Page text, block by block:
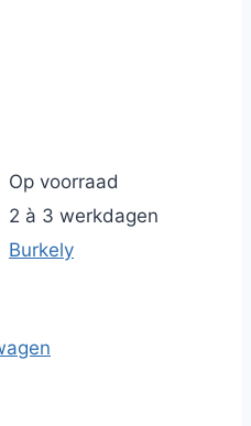
Op voorraad
2 à 3 werkdagen
Burkely